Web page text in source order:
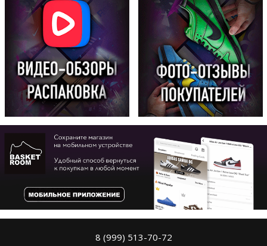
8 (999) 513-70-72